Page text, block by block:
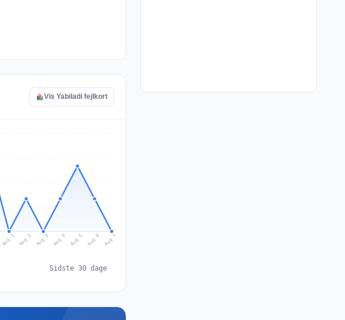
Vis Yabiladi fejlkort
Aug 1 Aug 2 Aug 3 Aug 4 Aug 5 Aug 6 Aug 7
Sidste 30 dage